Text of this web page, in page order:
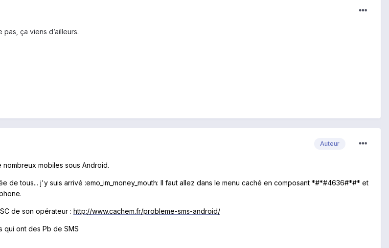
ça viens d’ailleurs.
Auteur
mobiles sous Android.
de tous... j'y suis arrivé :emo_im_money_mouth: Il faut allez dans le menu caché en composant *#*#4636#*#* et
.
de son opérateur : http://www.cachem.fr/probleme-sms-android/
qui ont des Pb de SMS